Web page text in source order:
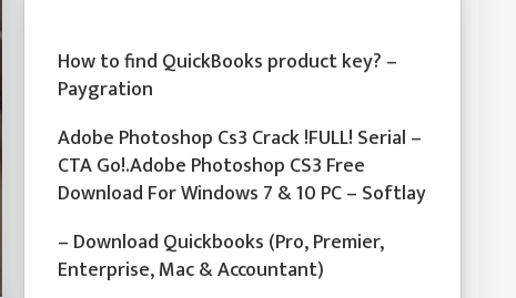
How to find QuickBooks product key? –
Paygration
Adobe Photoshop Cs3 Crack !FULL! Serial –
CTA Go!.Adobe Photoshop CS3 Free
Download For Windows 7 & 10 PC – Softlay
– Download Quickbooks (Pro, Premier,
Enterprise, Mac & Accountant)